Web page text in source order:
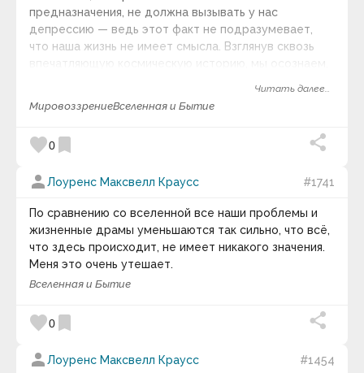
Альберт Эйнштейн
Альфонс де Ламартин
Альфонс Карр
Амели Нотомб
Амелия Эрхарт
Аминов Илья Исакович
Анатолий Васильевич Луначарский
Анатоль Франс
Андре Моруа
Андрей Кнышев
Андрей Курпатов
Андрей Лаврухин
Андрей Линде
Анна Соколова
Анри-Фредерик Амьель
Антисфен
Антон Кемпинский
Антон Макаренко
предназначения, не должна вызывать у нас
депрессию — ведь этот факт не подразумевает,
что наша жизнь не имеет смысла. Взглянув сквозь
сознанием. Не стоит отчаиваться. Наоборот, мы
максимуму пользоваться этими дарами и скрашивать
Читать далее...
МировоззрениеВселенная и Бытие
favorite0 bookmark
personЛоуренс Максвелл Краусс #1741
По сравнению со вселенной все наши проблемы и
жизненные драмы уменьшаются так сильно, что всё,
что здесь происходит, не имеет никакого значения.
Меня это очень утешает.
Вселенная и Бытие
favorite0 bookmark
personЛоуренс Максвелл Краусс #1454
Осени. Период затворничества. Когда хочет
тишине и покое. Разобраться в себе и распахнуть
двери к прекрасному.